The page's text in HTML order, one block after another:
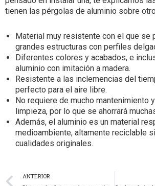
tienen las pérgolas de aluminio sobre
Material muy resistente con el que se
grandes estructuras con perfiles
Diferentes colores y acabados, e
aluminio con imitación a madera.
Resistente a las inclemencias del
perfecto para el aire libre.
No requiere de mucho mantenimiento
limpieza, por lo que se ahorrará
Además, el aluminio es un material
medioambiente, altamente reciclable
cualidades originales.
ANTERIOR